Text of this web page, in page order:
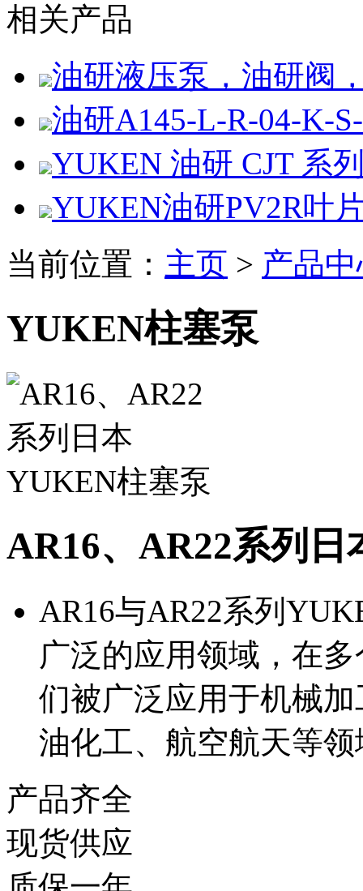
相关产品
油研液压泵，油研阀
油研A145-L-R-04-K-
YUKEN 油研 CJT 系
YUKEN油研PV2R叶
当前位置： 主页 > 产品
YUKEN柱塞泵
AR16、AR22系列
AR16与AR22系列
广泛的应用领域，在
们被广泛应用于机械
油化工、航空航天等
产品齐全
现货供应